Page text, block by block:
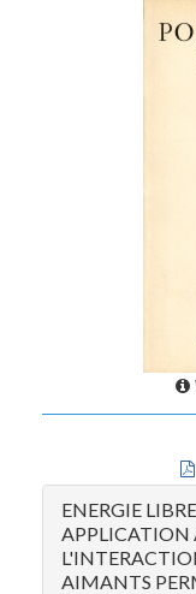
ENERGIE
APPLICATION
AIMANTS